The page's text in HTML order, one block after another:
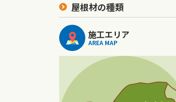
屋根材の種類
施工エリア
AREA MAP